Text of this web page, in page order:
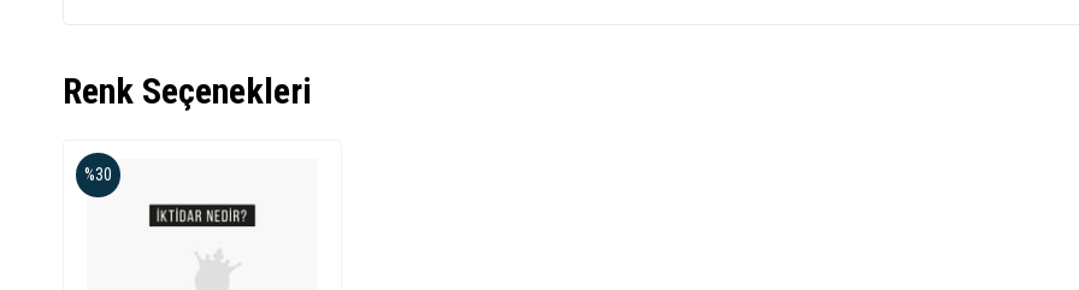
Renk Seçenekleri
%30